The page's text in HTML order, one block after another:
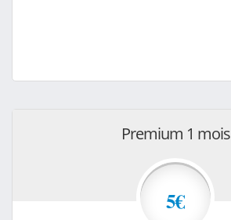
Premium 1 mois
5€